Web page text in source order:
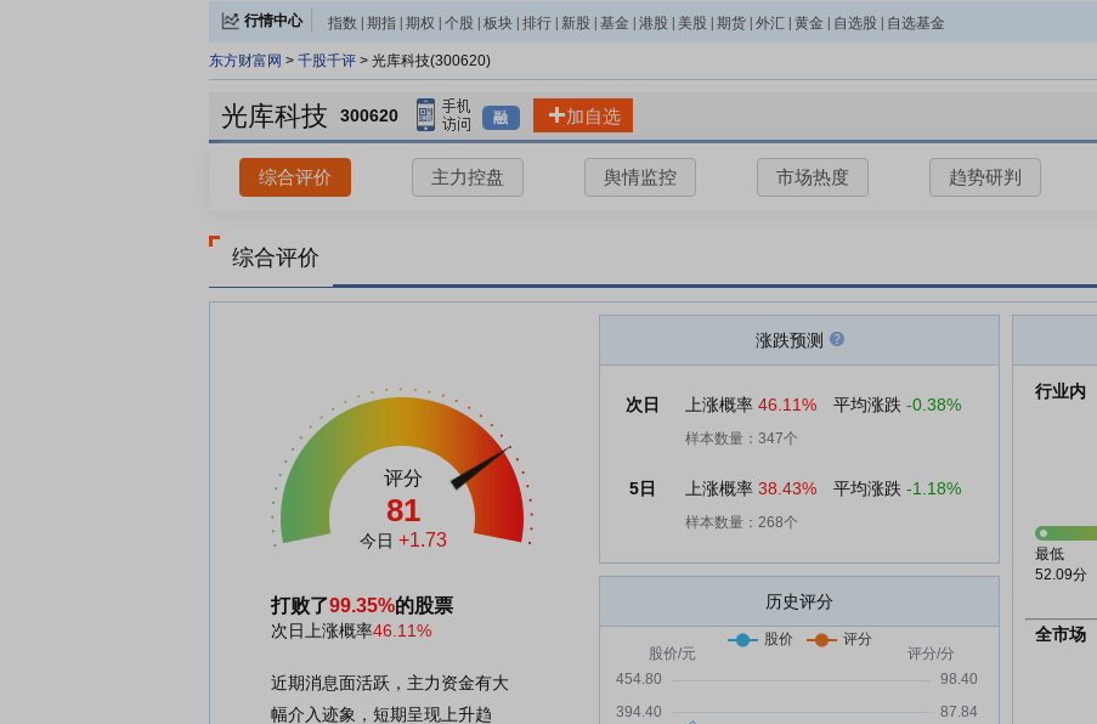
行情中心 指数 期指 期权 个股 板块 排行 新股 基金 港股 美股 期货 外汇 黄金 自选股 自选基金
东方财富网 > 千股千评 > 光库科技(300620)
光库科技 300620 融 加自选
综合评价 主力控盘 舆情监控 市场热度 趋势研判
综合评价
评分
81
今日 +1.73
打败了99.35%的股票
次日上涨概率46.11%
近期消息面活跃，主力资金有大
幅介入迹象，短期呈现上升趋
涨跌预测
次日 上涨概率 46.11% 平均涨跌 -0.38%
样本数量：347个
5日 上涨概率 38.43% 平均涨跌 -1.18%
样本数量：268个
历史评分
行业内
最低
52.09分
全市场